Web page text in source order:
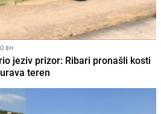
8H
jeziv prizor: Ribari pronašli kosti
teren